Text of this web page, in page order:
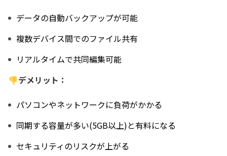
データの自動バックアップが可能
複数デバイス間でのファイル共有
リアルタイムで共同編集可能
👎デメリット：
パソコンやネットワークに負荷がかかる
同期する容量が多い(5GB以上)と有料になる
セキュリティのリスクが上がる